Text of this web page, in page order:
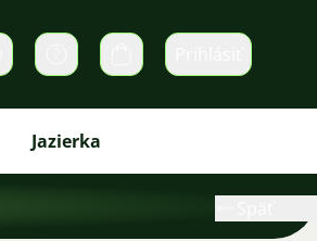
Súkromné správy Košík
Jazierka